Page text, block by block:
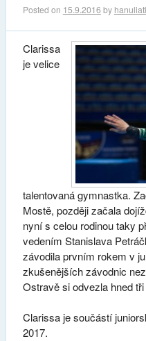
Posted on 15.9.2016 by
Clarissa
je velice
talentovaná gymnastka.
Mostě, později začala
nyní s celou rodinou taky
vedením Stanislava
závodila prvním rokem v
zkušenějších závodnic
Ostravě si odvezla hned
Clarissa je součástí
2017.